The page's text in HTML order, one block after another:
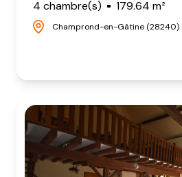
4 chambre(s) 179.64 m²
Champrond-en-Gâtine (28240)